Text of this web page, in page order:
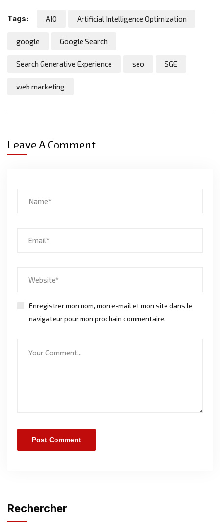
Tags: AIO Artificial Intelligence Optimization
google Google Search
Search Generative Experience seo SGE
web marketing
Leave A Comment
Enregistrer mon nom, mon e-mail et mon site dans le
navigateur pour mon prochain commentaire.
Rechercher